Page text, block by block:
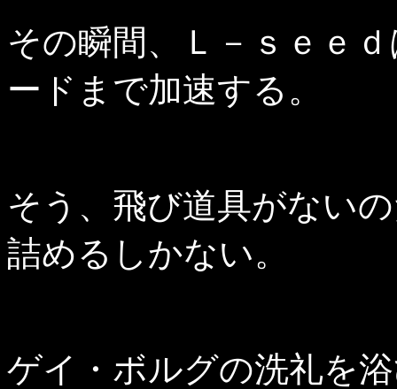
その瞬間、Ｌ－ｓｅｅ
ードまで加速する。
そう、飛び道具がない
詰めるしかない。
ゲイ・ボルグの洗礼を